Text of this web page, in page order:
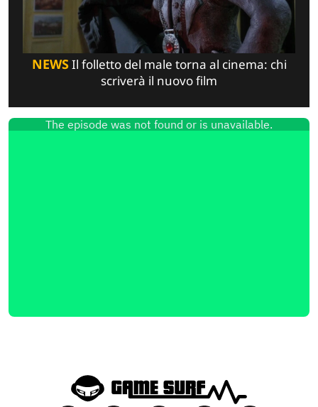
NEWSIl folletto del male torna al cinema: chi
scriverà il nuovo film